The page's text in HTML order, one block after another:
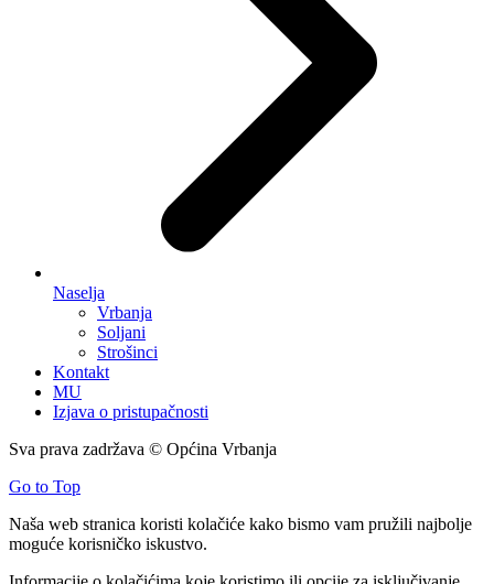
Naselja
Vrbanja
Soljani
Strošinci
Kontakt
MU
Izjava o pristupačnosti
Sva prava zadržava © Općina Vrbanja
Go to Top
Naša web stranica koristi kolačiće kako bismo vam pružili najbolje
moguće korisničko iskustvo.